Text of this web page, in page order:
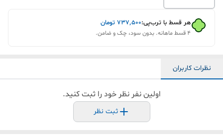
هر قسط با ترب‌پی:۷۳۷٬۵۰۰ تومان
۴ قسط ماهانه. بدون سود، چک و ضامن.
نظرات کاربران
اولین نفر نظر خود را ثبت کنید.
ثبت نظر